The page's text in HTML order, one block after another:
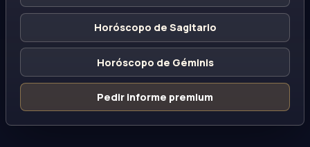
Horóscopo de Sagitario
Horóscopo de Géminis
Pedir informe premium